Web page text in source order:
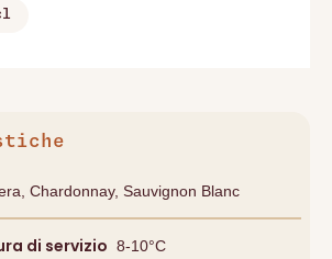
Chardonnay, Sauvignon Blanc
di servizio 8-10°C